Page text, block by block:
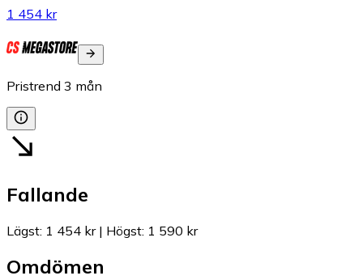
1 454 kr
Pristrend 3 mån
Fallande
Lägst: 1 454 kr| Högst: 1 590 kr
Omdömen